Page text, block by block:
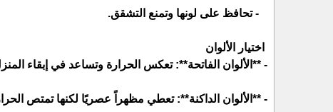
- تحافظ على لونها وتمنع التشقق.
اختيار الألوان
- **الألوان الفاتحة**: تعكس الحرارة وتساعد في إبقاء
- **الألوان الداكنة**: تعطي مظهراً عصريًا لكنها تمتص